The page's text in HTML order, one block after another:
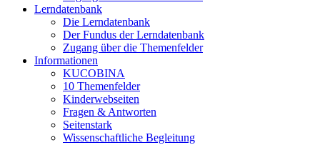
Lerndatenbank
Die Lerndatenbank
Der Fundus der Lerndatenbank
Zugang über die Themenfelder
Informationen
KUCOBINA
10 Themenfelder
Kinderwebseiten
Fragen & Antworten
Seitenstark
Wissenschaftliche Begleitung